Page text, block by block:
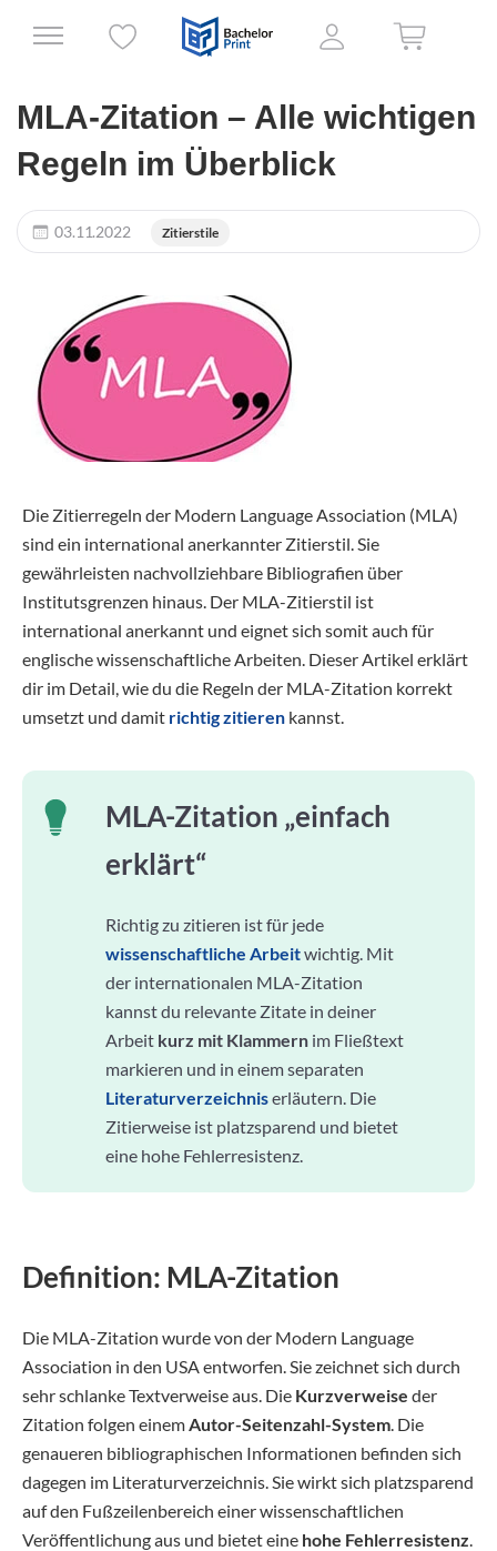
MLA-Zitation – Alle wichtigen
Regeln im Überblick
03.11.2022 Zitierstile
Die Zitierregeln der Modern Language Association (MLA)
sind ein international anerkannter Zitierstil. Sie
gewährleisten nachvollziehbare Bibliografien über
Institutsgrenzen hinaus. Der MLA-Zitierstil ist
international anerkannt und eignet sich somit auch für
englische wissenschaftliche Arbeiten. Dieser Artikel erklärt
dir im Detail, wie du die Regeln der MLA-Zitation korrekt
umsetzt und damit richtig zitieren kannst.
MLA-Zitation „einfach
erklärt“
Richtig zu zitieren ist für jede
wissenschaftliche Arbeitwichtig. Mit
der internationalen MLA-Zitation
kannst du relevante Zitate in deiner
Arbeit kurz mit Klammern im Fließtext
markieren und in einem separaten
Literaturverzeichniserläutern. Die
Zitierweise ist platzsparend und bietet
eine hohe Fehlerresistenz.
Definition: MLA-Zitation
Die MLA-Zitation wurde von der Modern Language
Association in den USA entworfen. Sie zeichnet sich durch
sehr schlanke Textverweise aus. Die Kurzverweise der
Zitation folgen einemAutor-Seitenzahl-System. Die
genaueren bibliographischen Informationen befinden sich
dagegen im Literaturverzeichnis. Sie wirkt sich platzsparend
auf den Fußzeilenbereich einer wissenschaftlichen
Veröffentlichung aus und bietet eine hohe Fehlerresistenz.